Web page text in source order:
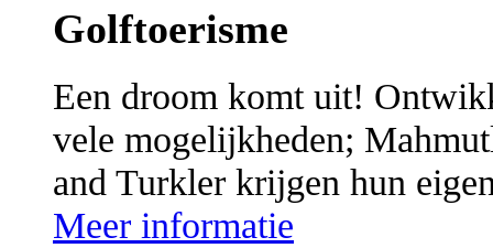
Golftoerisme
Een droom komt uit!
vele mogelijkheden;
and Turkler krijgen hun
Meer informatie